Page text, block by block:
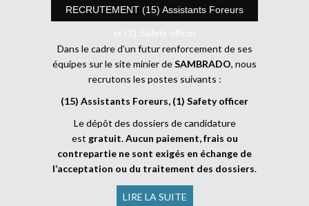
RECRUTEMENT (15) Assistants Foreurs
et (1) Safety officer
Dans le cadre d’un futur renforcement de ses
équipes sur le site minier deSAMBRADO, nous
recrutons les postes suivants :
(15) Assistants Foreurs, (1) Safety officer
Le dépôt des dossiers de candidature
est gratuit.Aucun paiement, frais ou
contrepartie ne sont exigés en échange de
l’acceptation ou du traitement des dossiers.
LIRE LA SUITE